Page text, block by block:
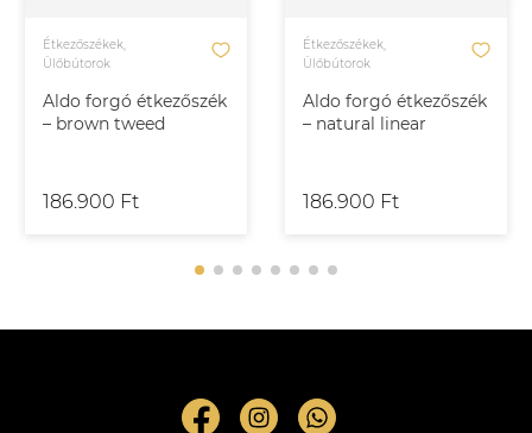
Aldo forgó étkezőszék
– brown tweed
Étkezőszékek,
Ülőbútorok
186.900 Ft
Aldo forgó étkezőszék
– natural linear
Étkezőszékek,
Ülőbútorok
186.900 Ft